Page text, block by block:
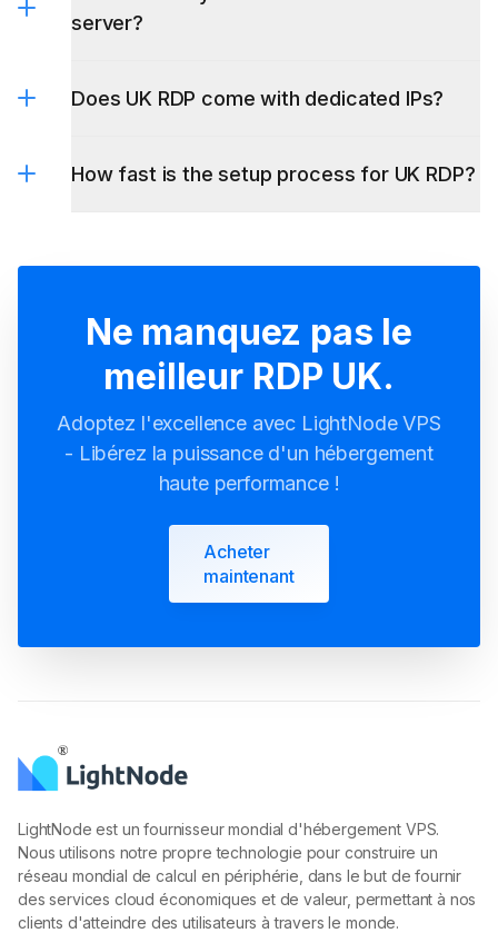
server?
Does UK RDP come with dedicated IPs?
How fast is the setup process for UK RDP?
Ne manquez pas le
meilleur RDP UK.
Adoptez l'excellence avec LightNode VPS
- Libérez la puissance d'un hébergement
haute performance !
Acheter
maintenant
LightNode est un fournisseur mondial d'hébergement VPS.
Nous utilisons notre propre technologie pour construire un
réseau mondial de calcul en périphérie, dans le but de fournir
des services cloud économiques et de valeur, permettant à nos
clients d'atteindre des utilisateurs à travers le monde.